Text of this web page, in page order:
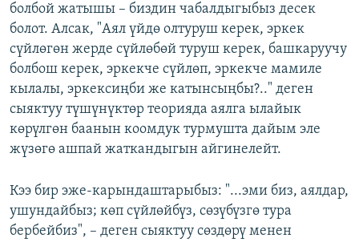
болбой жатышы – биздин чабалдыгыбыз десек
болот. Алсак, "Аял үйдө олтуруш керек, эркек
сүйлөгөн жерде сүйлөбөй туруш керек, башкаруучу
болбош керек, эркекче сүйлөп, эркекче мамиле
кылалы, эркексиңби же катынсыңбы?.." деген
сыяктуу түшүнүктөр теорияда аялга ылайык
көрүлгөн баанын коомдук турмушта дайым эле
жүзөгө ашпай жаткандыгын айгинелейт.
Кээ бир эже-карындаштарыбыз: "...эми биз, аялдар,
ушундайбыз; көп сүйлөйбүз, сөзүбүзгө тура
бербейбиз", – деген сыяктуу сөздөрү менен